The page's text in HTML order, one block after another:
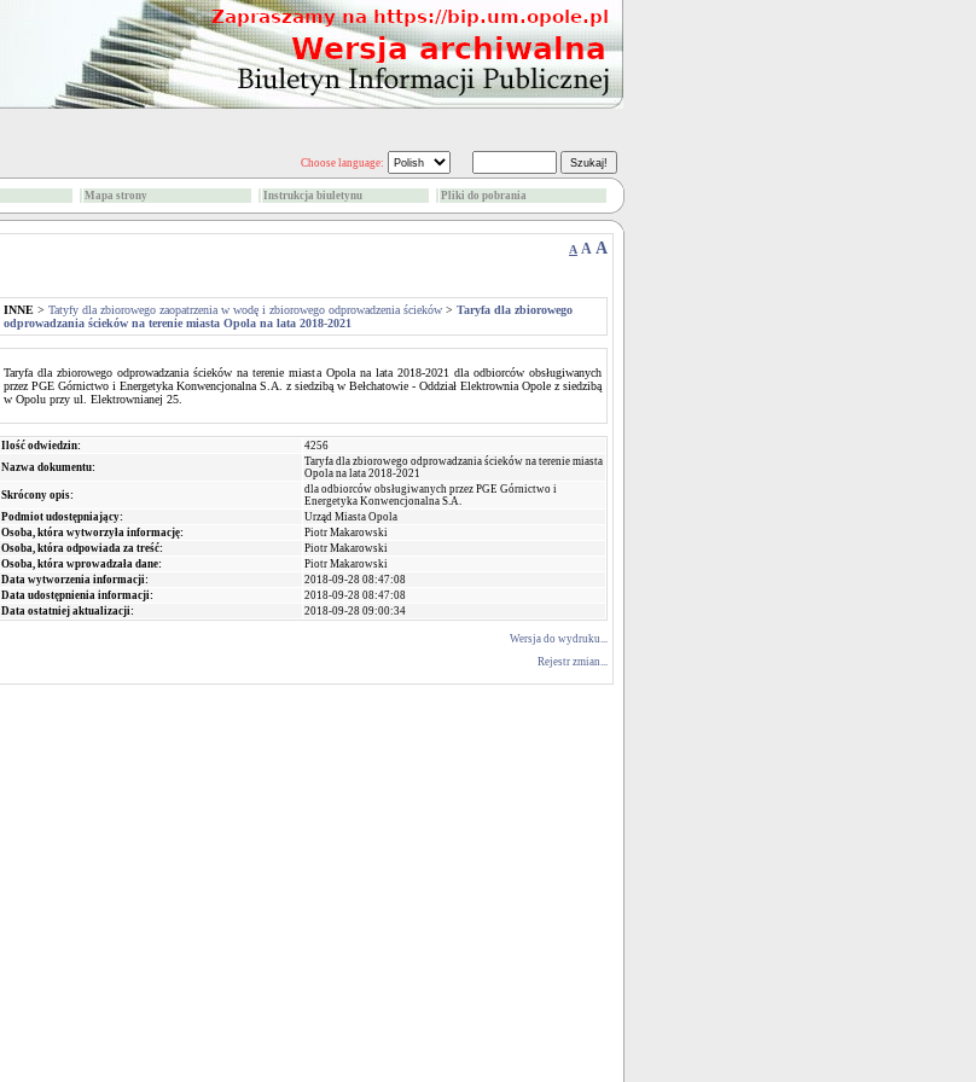
Choose language:
Mapa strony Instrukcja biuletynu Pliki do pobrania
A A A
INNE > Tatyfy dla zbiorowego zaopatrzenia w wodę i zbiorowego odprowadzenia ścieków > Taryfa dla zbiorowego
odprowadzania ścieków na terenie miasta Opola na lata 2018-2021
Taryfa dla zbiorowego odprowadzania ścieków na terenie miasta Opola na lata 2018-2021 dla odbiorców obsługiwanych
przez PGE Górnictwo i Energetyka Konwencjonalna S.A. z siedzibą w Bełchatowie - Oddział Elektrownia Opole z siedzibą
w Opolu przy ul. Elektrownianej 25.
Ilość odwiedzin:
4256
Nazwa dokumentu:
Taryfa dla zbiorowego odprowadzania ścieków na terenie miasta
Opola na lata 2018-2021
Skrócony opis:
dla odbiorców obsługiwanych przez PGE Górnictwo i
Energetyka Konwencjonalna S.A.
Podmiot udostępniający:
Urząd Miasta Opola
Osoba, która wytworzyła informację:
Piotr Makarowski
Osoba, która odpowiada za treść:
Piotr Makarowski
Osoba, która wprowadzała dane:
Piotr Makarowski
Data wytworzenia informacji:
2018-09-28 08:47:08
Data udostępnienia informacji:
2018-09-28 08:47:08
Data ostatniej aktualizacji:
2018-09-28 09:00:34
Wersja do wydruku...
Rejestr zmian...